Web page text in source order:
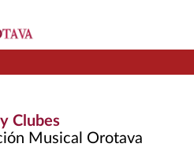
Clubes
Musical Orotava